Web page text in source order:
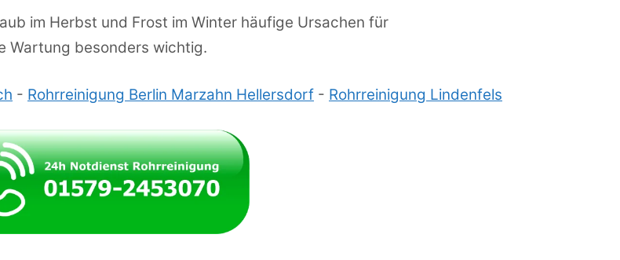
im Herbst und Frost im Winter häufige Ursachen für
Wartung besonders wichtig.
- Rohrreinigung Berlin Marzahn Hellersdorf - Rohrreinigung Lindenfels